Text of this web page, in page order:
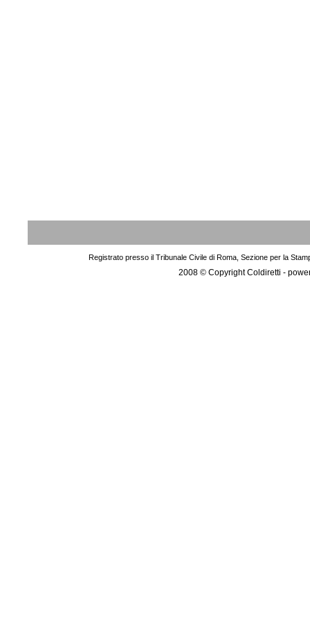
Registrato presso il Tribunale Civile di Roma, Sezione per la
2008 © Copyright Coldiretti -